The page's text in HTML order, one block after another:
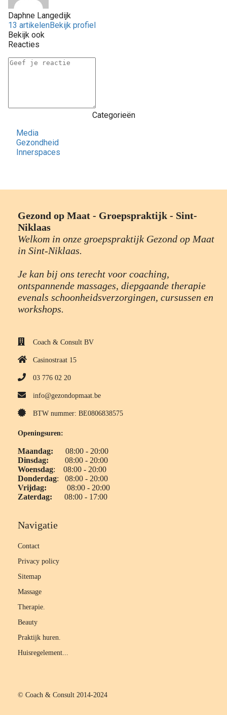
Daphne Langedijk
13 artikelenBekijk profiel
Bekijk ook
Reacties
Categorieën
Media
Gezondheid
Innerspaces
Gezond op Maat - Groepspraktijk - Sint-
Niklaas
Welkom in onze groepspraktijk Gezond op Maat
in Sint-Niklaas.
Je kan bij ons terecht voor coaching,
ontspannende massages, diepgaande therapie
evenals schoonheidsverzorgingen, cursussen en
workshops.
Coach & Consult BV
Casinostraat 15
03 776 02 20
info@gezondopmaat.be
BTW nummer: BE0806838575
Openingsuren:
Maandag:
08:00 - 20:00
Dinsdag:
08:00 - 20:00
Woensdag: 08:00 - 20:00
Donderdag: 08:00 - 20:00
Vrijdag: 08:00 - 20:00
Zaterdag: 08:00 - 17:00
Navigatie
Contact
Privacy policy
Sitemap
Massage
Therapie.
Beauty
Praktijk huren.
Huisregelement...
© Coach & Consult 2014-2024